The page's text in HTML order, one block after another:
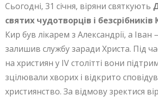
Сьогодні, 31 січня, віряни святкують
святих чудотворців і безсрібників
Кир був лікарем з Александрії, а
залишив службу заради Христа. Під
на християн у IV столітті вони
зцілювали хворих і відкрито
християнство. За відмову зректися